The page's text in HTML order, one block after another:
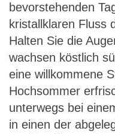
bevorstehenden
kristallklaren Fluss
Halten Sie die
wachsen köstlich
eine willkommene
Hochsommer
unterwegs bei
in einen der